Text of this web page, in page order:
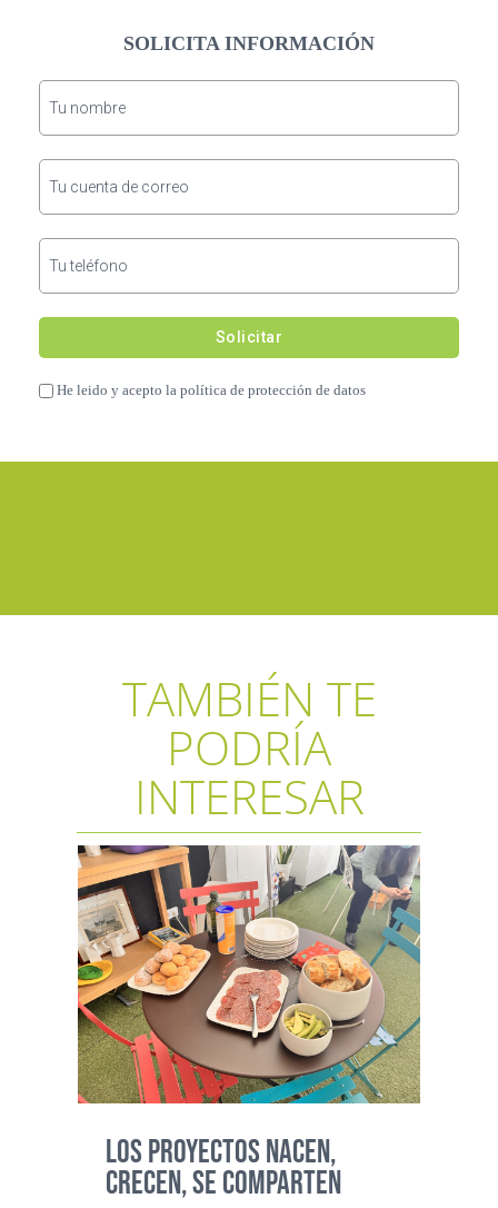
SOLICITA INFORMACIÓN
He leido y acepto la política de protección de datos
TAMBIÉN TE
PODRÍA
INTERESAR
Los proyectos nacen,
crecen, se comparten